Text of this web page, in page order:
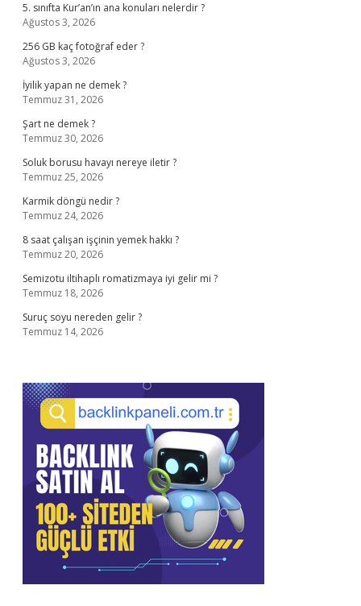
5. sınıfta Kur’an’ın ana konuları nelerdir ?
Ağustos 3, 2026
256 GB kaç fotoğraf eder ?
Ağustos 3, 2026
İyilik yapan ne demek ?
Temmuz 31, 2026
Şart ne demek ?
Temmuz 30, 2026
Soluk borusu havayı nereye iletir ?
Temmuz 25, 2026
Karmik döngü nedir ?
Temmuz 24, 2026
8 saat çalışan işçinin yemek hakkı ?
Temmuz 20, 2026
Semizotu iltihaplı romatizmaya iyi gelir mi ?
Temmuz 18, 2026
Suruç soyu nereden gelir ?
Temmuz 14, 2026